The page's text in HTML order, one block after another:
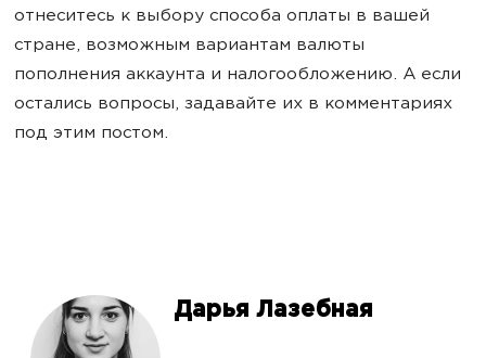
отнеситесь к выбору способа оплаты в вашей
стране, возможным вариантам валюты
пополнения аккаунта и налогообложению. А если
остались вопросы, задавайте их в комментариях
под этим постом.
Дарья Лазебная